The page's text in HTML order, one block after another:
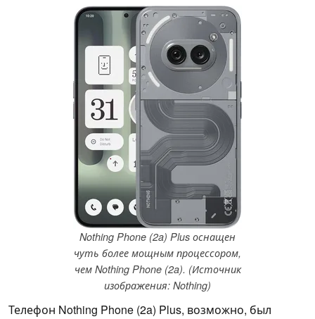
Nothing Phone (2a) Plus оснащен
чуть более мощным процессором,
чем Nothing Phone (2a). (Источник
изображения: Nothing)
Телефон Nothing Phone (2a) Plus, возможно, был